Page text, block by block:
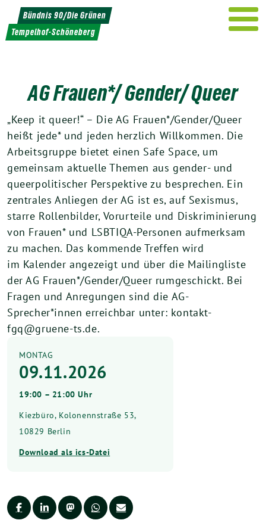
Weiter
zum
Inhalt
Bündnis 90/Die Grünen
Tempelhof-Schöneberg
AG Frauen*/ Gender/ Queer
„Keep it queer!“ – Die AG Frauen*/Gender/Queer
heißt jede* und jeden herzlich Willkommen. Die
Arbeitsgruppe bietet einen Safe Space, um
gemeinsam aktuelle Themen aus gender- und
queerpolitischer Perspektive zu besprechen. Ein
zentrales Anliegen der AG ist es, auf Sexismus,
starre Rollenbilder, Vorurteile und Diskriminierung
von Frauen* und LSBTIQA-Personen aufmerksam
zu machen. Das kommende Treffen wird
im Kalender angezeigt und über die Mailingliste
der AG Frauen*/Gender/Queer rumgeschickt. Bei
Fragen und Anregungen sind die AG-
Sprecher*innen erreichbar unter: kontakt-
fgq@gruene-ts.de.
MONTAG
09.11.2026
19:00 – 21:00 Uhr
Kiezbüro, Kolonennstraße 53,
10829 Berlin
Download als ics-Datei